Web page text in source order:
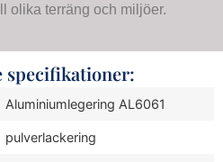
olika terräng och miljöer.
specifikationer:
Aluminiumlegering AL6061
pulverlackering